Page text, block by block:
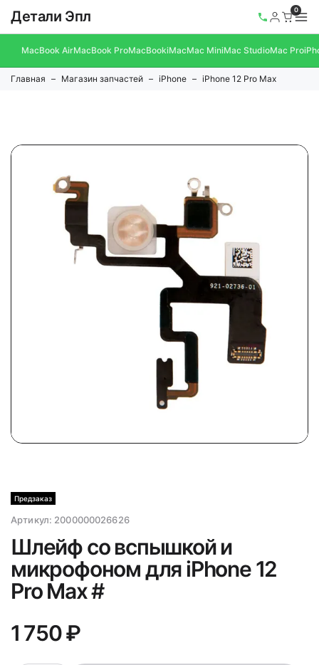
Детали Эпл 0
MacBook AirMacBook ProMacBookiMacMac MiniMac StudioMac Pro
Главная Магазин запчастей iPhone iPhone 12 Pro Max
Предзаказ
Артикул: 2000000026626
Шлейф со вспышкой и
микрофоном для iPhone 12
Pro Max #
1 750 ₽